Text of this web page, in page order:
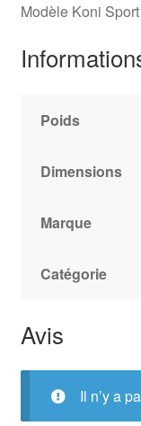
Modèle Koni
Poids
Dimensions
Marque
Catégorie
Avis
Il n’y a